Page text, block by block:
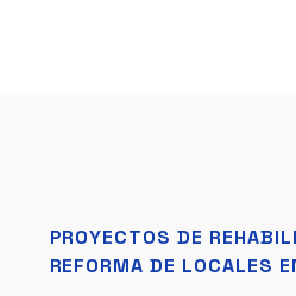
PROYECTOS DE
REFORMA DE LOCALES